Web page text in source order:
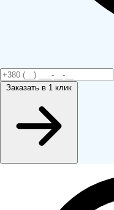
Заказать в 1 клик